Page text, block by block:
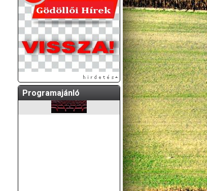
Programajánló
A GÖDÖLLŐI ÉS
KÖRNYÉKBELI
KULTURÁLIS- ÉS
SPORTPROGRAMOKAT
KÖZÖSSÉGI
OLDALUNKON TESSZÜK
KÖZZÉ!